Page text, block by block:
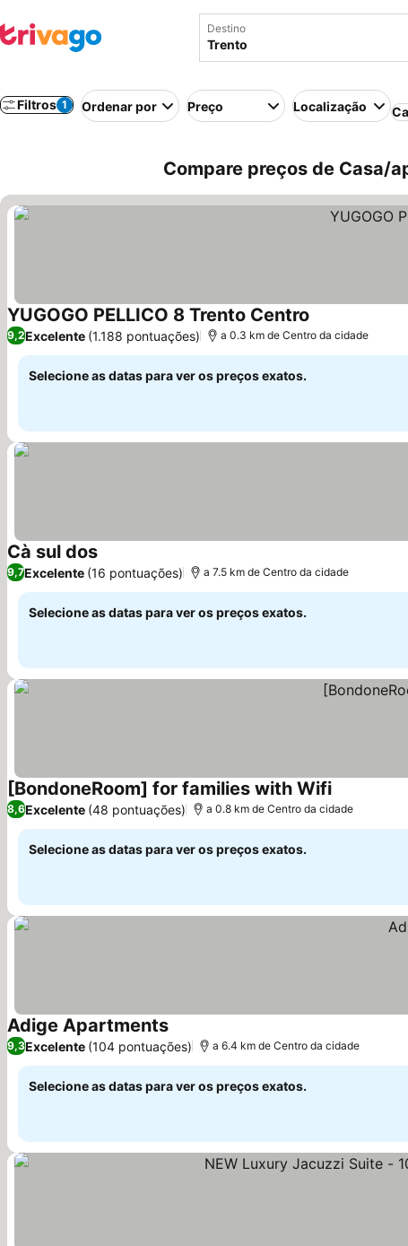
Destino
Filtros 1 Ordenar por Preço Localização
Compare preços de Casa/
YUGOGO PELLICO 8 Trento Centro
9,2Excelente (1.188 pontuações) a 0.3 km de Centro da cidade
Selecione as datas para ver os preços exatos.
Cà sul dosVer preços
9,7Excelente (16 pontuações) a 7.5 km de Centro da cidade
Selecione as datas para ver os preços exatos.
[BondoneRoom] for families with WifiVer preços
8,6Excelente (48 pontuações) a 0.8 km de Centro da cidade
Selecione as datas para ver os preços exatos.
Adige ApartmentsVer preços
9,3Excelente (104 pontuações) a 6.4 km de Centro da cidade
Selecione as datas para ver os preços exatos.